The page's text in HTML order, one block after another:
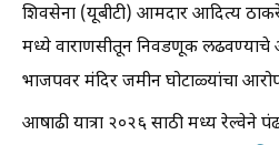
शिवसेना (यूबीटी) आमदार आदित्य ठाकरे
मध्ये वाराणसीतून निवडणूक लढवण्याचे
भाजपवर मंदिर जमीन घोटाळ्यांचा
आषाढी यात्रा २०२६ साठी मध्य रेल्वेने